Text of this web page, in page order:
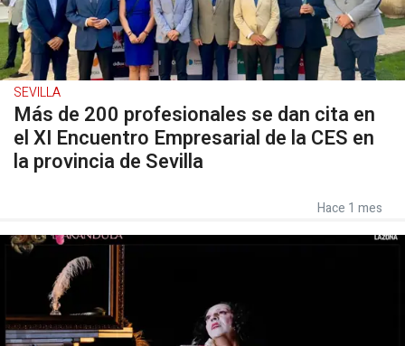
SEVILLA
Más de 200 profesionales se dan cita en
el XI Encuentro Empresarial de la CES en
la provincia de Sevilla
Hace 1 mes